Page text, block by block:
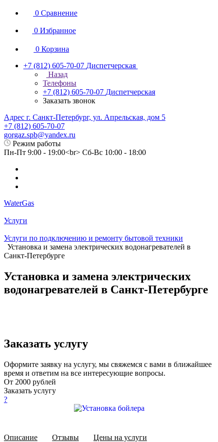
0 Сравнение
0 Избранное
0 Корзина
+7 (812) 605-70-07 Диспетчерская
Назад
Телефоны
+7 (812) 605-70-07 Диспетчерская
Заказать звонок
Адрес г. Санкт-Петербург, ул. Апрельская, дом 5
+7 (812) 605-70-07
gorgaz.spb@yandex.ru
Режим работы
Пн-Пт 9:00 - 19:00<br> Сб-Вс 10:00 - 18:00
WaterGas
Услуги
Услуги по подключению и ремонту бытовой техники
Установка и замена электрических водонагревателей в
Санкт-Петербурге
Установка и замена электрических
водонагревателей в Санкт-Петербурге
Заказать услугу
Оформите заявку на услугу, мы свяжемся с вами в ближайшее
время и ответим на все интересующие вопросы.
От 2000 рублей
Заказать услугу
?
Описание Отзывы Цены на услуги